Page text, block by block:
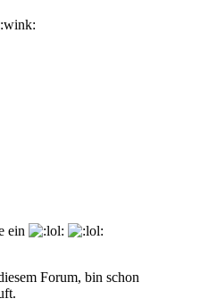
ein
Forum, bin schon